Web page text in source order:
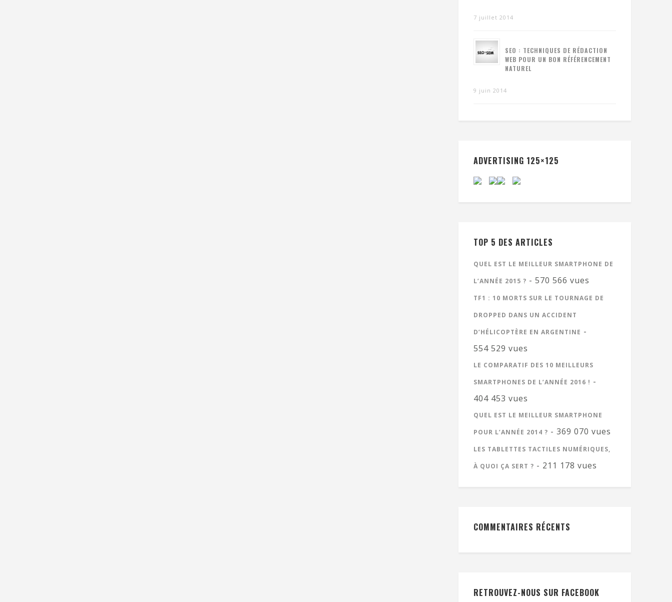
7 juillet 2014
SEO : TECHNIQUES DE RÉDACTION
WEB POUR UN BON RÉFÉRENCEMENT
NATUREL
9 juin 2014
ADVERTISING 125×125
TOP 5 DES ARTICLES
QUEL EST LE MEILLEUR SMARTPHONE DE
L’ANNÉE 2015 ? - 570 566 vues
TF1 : 10 MORTS SUR LE TOURNAGE DE
DROPPED DANS UN ACCIDENT
D’HÉLICOPTÈRE EN ARGENTINE -
554 529 vues
LE COMPARATIF DES 10 MEILLEURS
SMARTPHONES DE L’ANNÉE 2016 ! -
404 453 vues
QUEL EST LE MEILLEUR SMARTPHONE
POUR L’ANNÉE 2014 ? - 369 070 vues
LES TABLETTES TACTILES NUMÉRIQUES,
À QUOI ÇA SERT ? - 211 178 vues
COMMENTAIRES RÉCENTS
RETROUVEZ-NOUS SUR FACEBOOK